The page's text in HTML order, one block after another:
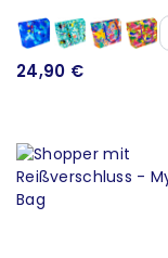
24,90 €